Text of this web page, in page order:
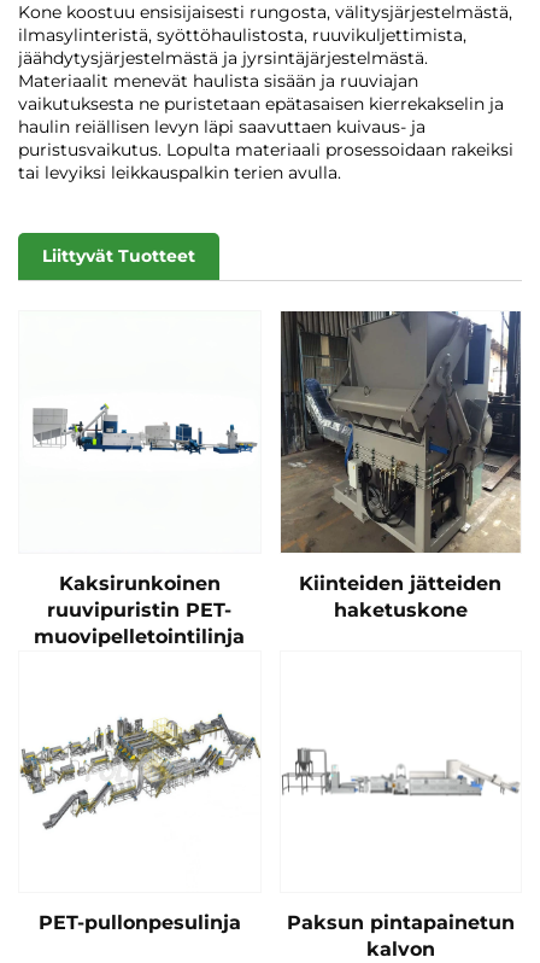
Kone koostuu ensisijaisesti rungosta, välitysjärjestelmästä,
ilmasylinteristä, syöttöhaulistosta, ruuvikuljettimista,
jäähdytysjärjestelmästä ja jyrsintäjärjestelmästä.
Materiaalit menevät haulista sisään ja ruuviajan
vaikutuksesta ne puristetaan epätasaisen kierrekakselin ja
haulin reiällisen levyn läpi saavuttaen kuivaus- ja
puristusvaikutus. Lopulta materiaali prosessoidaan rakeiksi
tai levyiksi leikkauspalkin terien avulla.
Liittyvät Tuotteet
Kaksirunkoinen
ruuvipuristin PET-
muovipelletointilinja
Kiinteiden jätteiden
haketuskone
PET-pullonpesulinja
Paksun pintapainetun
kalvon